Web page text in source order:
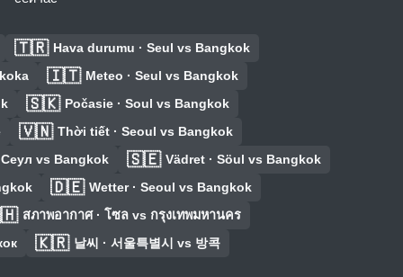
🇹🇷 Hava durumu · Seul vs Bangkok
🇮🇹 Meteo · Seul vs Bangkok
🇸🇰 Počasie · Soul vs Bangkok
🇻🇳 Thời tiết · Seoul vs Bangkok
Сеул vs Bangkok
🇸🇪 Vädret · Söul vs Bangkok
🇩🇪 Wetter · Seoul vs Bangkok
สภาพอากาศ · โซล vs กรุงเทพมหานคร
🇰🇷 날씨 · 서울특별시 vs 방콕